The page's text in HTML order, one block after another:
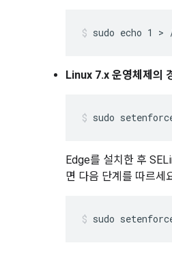
sudo echo 1
Linux 7.x 운영체제의
sudo
Edge를 설치한 후
면 다음 단계를 따르세
sudo